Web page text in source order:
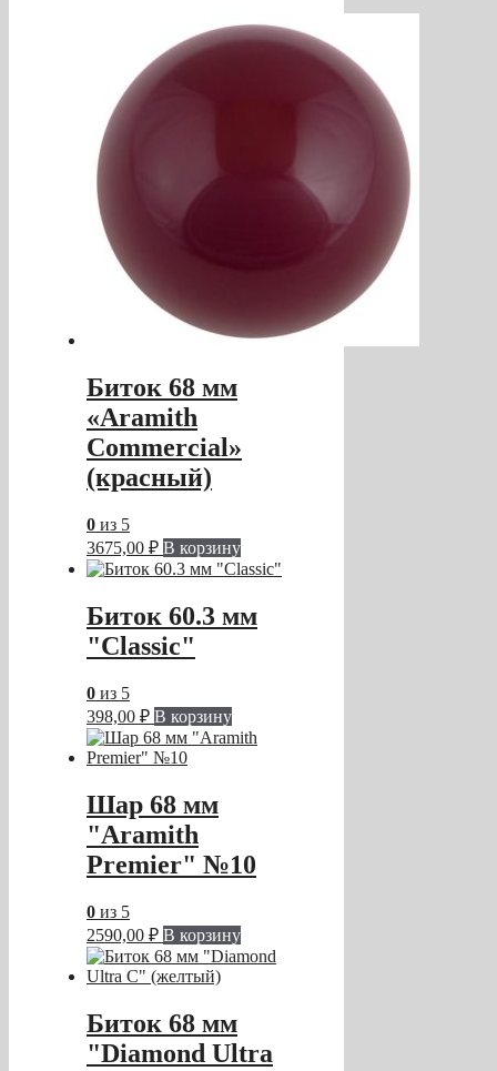
Биток 68 мм
«Aramith
Commercial»
(красный)
0 из 5
3675,00 ₽ В корзину
Биток 60.3 мм
"Classic"
0 из 5
398,00 ₽ В корзину
Шар 68 мм
"Aramith
Premier" №10
0 из 5
2590,00 ₽ В корзину
Биток 68 мм
"Diamond Ultra